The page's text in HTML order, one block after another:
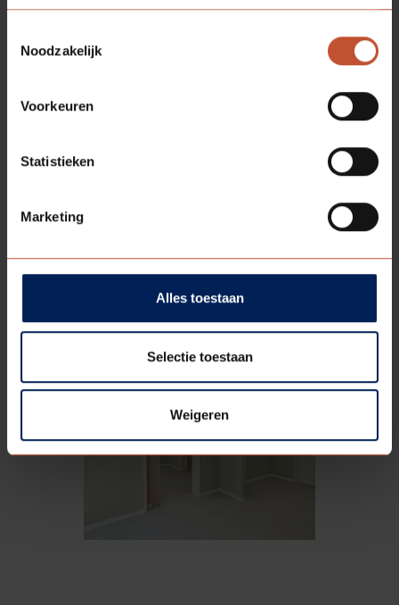
Noodzakelijk
Voorkeuren
Statistieken
Marketing
Alles toestaan
Selectie toestaan
Weigeren